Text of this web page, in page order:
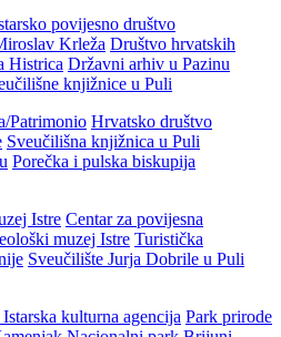
povijesno društvo
Krleža Društvo hrvatskih
Histrica Državni arhiv u Pazinu
knjižnice u Puli
Patrimonio Hrvatsko društvo
Sveučilišna knjižnica u Puli
Porečka i pulska biskupija
Istre Centar za povijesna
muzej Istre Turistička
Sveučilište Jurja Dobrile u Puli
kulturna agencija Park prirode